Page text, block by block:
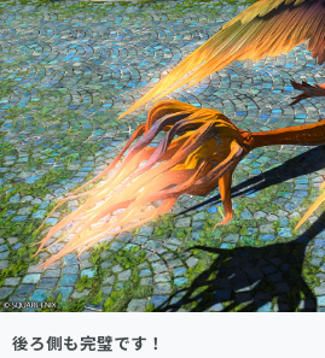
後ろ側も完璧です！